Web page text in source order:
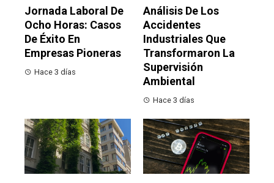
Jornada Laboral De
Ocho Horas: Casos
De Éxito En
Empresas Pioneras
Hace 3 días
Análisis De Los
Accidentes
Industriales Que
Transformaron La
Supervisión
Ambiental
Hace 3 días